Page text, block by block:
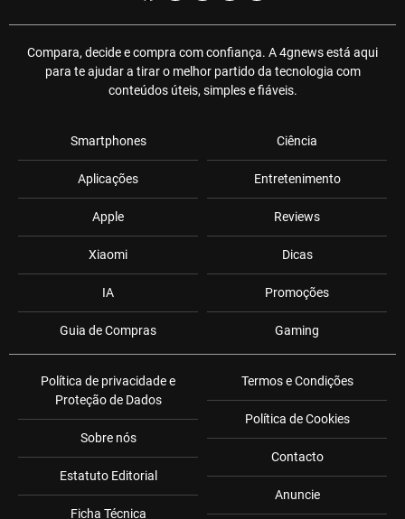
Compara, decide e compra com confiança. A 4gnews está aqui
para te ajudar a tirar o melhor partido da tecnologia com
conteúdos úteis, simples e fiáveis.
Smartphones
Aplicações
Apple
Xiaomi
IA
Guia de Compras
Ciência
Entretenimento
Reviews
Dicas
Promoções
Gaming
Política de privacidade e
Proteção de Dados
Sobre nós
Estatuto Editorial
Ficha Técnica
Termos e Condições
Política de Cookies
Contacto
Anuncie